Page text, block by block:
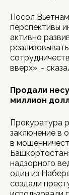
Посол
перспективы
активно
вверх», -
Продали
миллион
Прокуратура
заключение в
в
надзорного
один из
создали